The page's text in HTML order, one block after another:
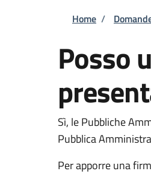
Home /
Posso
Sì, le Pubbliche
Pubblica
Per apporre una